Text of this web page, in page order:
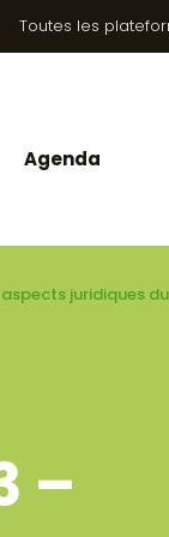
Toutes les
Agenda
aspects juridiques
–